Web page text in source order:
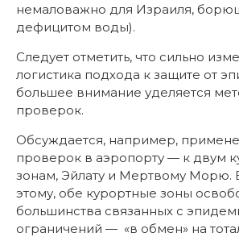
немаловажно для Израиля,
дефицитом воды).
Следует отметить, что сильно
логистика подхода к защите от
большее внимание уделяется
проверок.
Обсуждается, например,
проверок в аэропорту — к двум
зонам, Эйлату и Мертвому Морю.
этому, обе курортные зоны
большинства связанных с
ограничений — «в обмен» на